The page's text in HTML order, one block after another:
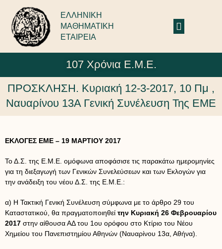
ΕΛΛΗΝΙΚΗ
ΜΑΘΗΜΑΤΙΚΗ
ΕΤΑΙΡΕΙΑ
107 Χρόνια Ε.Μ.Ε.
ΠΡΟΣΚΛΗΣΗ. Κυριακή 12-3-2017, 10 Πμ ,
Ναυαρίνου 13Α Γενική Συνέλευση Της ΕΜΕ
ΕΚΛΟΓΕΣ ΕΜΕ – 19 ΜΑΡΤΙΟΥ 2017
Το Δ.Σ. της Ε.Μ.Ε. ομόφωνα αποφάσισε τις παρακάτω ημερομηνίες
για τη διεξαγωγή των Γενικών Συνελεύσεων και των Εκλογών για
την ανάδειξη του νέου Δ.Σ. της Ε.Μ.Ε.:
α) Η Τακτική Γενική Συνέλευση σύμφωνα με το άρθρο 29 του
Καταστατικού, θα πραγματοποιηθεί την Κυριακή 26 Φεβρουαρίου
2017 στην αίθουσα ΑΔ του 1ου ορόφου στο Κτίριο του Νέου
Χημείου του Πανεπιστημίου Αθηνών (Ναυαρίνου 13α, Αθήνα).